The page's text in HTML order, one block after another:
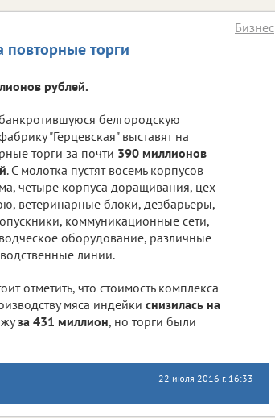
повторные торги
Бизнес
рублей.
белгородскую
"Герцевская" выставят на
торги за почти 390 миллионов
. С молотка пустят восемь корпусов
четыре корпуса доращивания, цех
ветеринарные блоки, дезбарьеры,
коммуникационные сети,
оборудование, различные
линии.
отметить, что стоимость комплекса
мяса индейки снизилась на
за 431 миллион, но торги были
22 июля 2016 г. 16:33